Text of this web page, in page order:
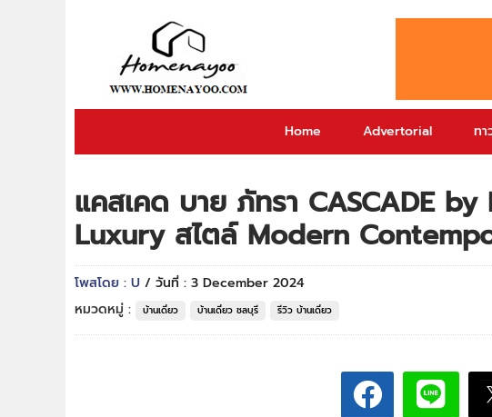
Home Advertorial ทา
แคสเคด บาย ภัทรา CASCADE by
Luxury สไตล์ Modern
โพสโดย : U / วันที่ : 3 December 2024
หมวดหมู่ :
บ้านเดี่ยว บ้านเดี่ยว ชลบุรี รีวิว บ้านเดี่ยว